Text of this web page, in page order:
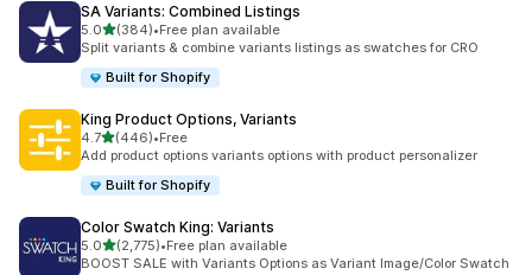
SA Variants: Combined Listings
5.05つ星中
(384)
合計レビュー数：384件
•Free plan available
Split variants & combine variants listings as swatches for CRO
Built for Shopify
King Product Options, Variants
4.75つ星中
(446)
合計レビュー数：446件
•Free
Add product options variants options with product personalizer
Built for Shopify
Color Swatch King: Variants
5.05つ星中
(2,775)
合計レビュー数：2775件
•Free plan available
BOOST SALE with Variants Options as Variant Image/Color Swatch